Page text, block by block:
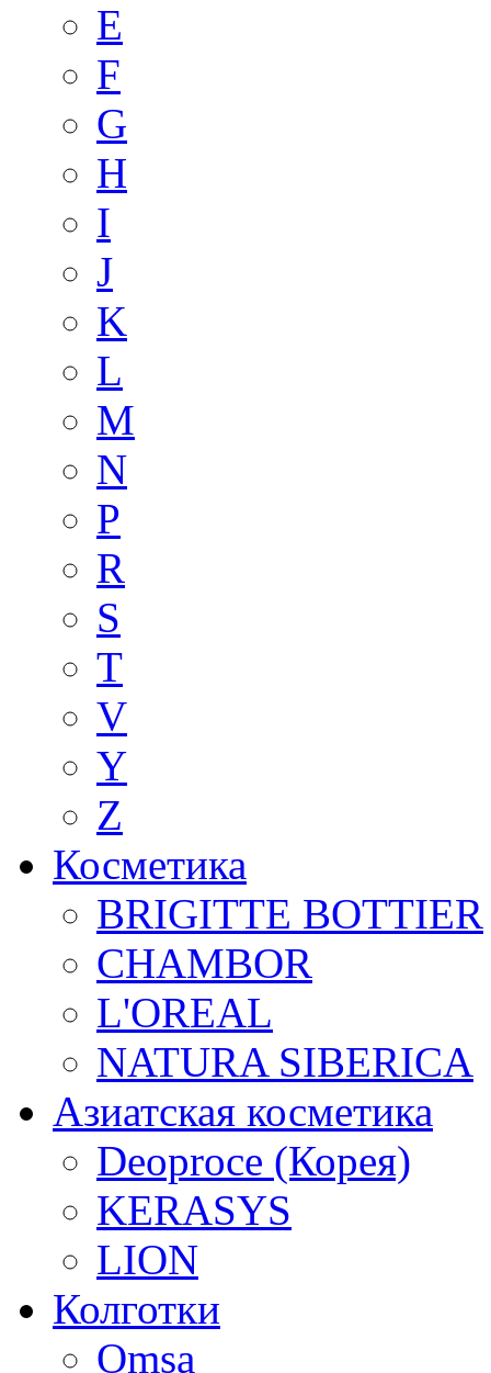
E
F
G
H
I
J
K
L
M
N
P
R
S
T
V
Y
Z
Косметика
BRIGITTE BOTTIER
CHAMBOR
L'OREAL
NATURA SIBERICA
Азиатская косметика
Deoproce (Корея)
KERASYS
LION
Колготки
Omsa